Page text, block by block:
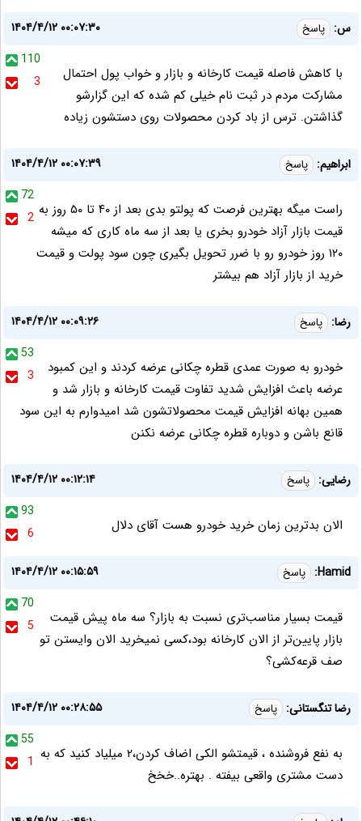
س: پاسخ
۱۴۰۴/۴/۱۲ ۰۰:۰۷:۳۰
110
3
با کاهش فاصله قیمت کارخانه و بازار و خواب پول احتمال
مشارکت مردم در ثبت نام خیلی کم شده که این گزارشو
گذاشتن. ترس از باد کردن محصولات روی دستشون زیاده
ابراهیم: پاسخ
۱۴۰۴/۴/۱۲ ۰۰:۰۷:۳۹
72
2 راست میگه بهترین فرصت که پولتو بدی بعد از ۴۰ تا ۵۰ روز به
قیمت بازار آزاد خودرو بخری یا بعد از سه ماه کاری که میشه
۱۲۰ روز خودرو رو با ضرر تحویل بگیری چون سود پولت و قیمت
خرید از بازار آزاد هم بیشتر
رضا: پاسخ
۱۴۰۴/۴/۱۲ ۰۰:۰۹:۲۶
53
3
خودرو به صورت عمدی قطره چکانی عرضه کردند و این کمبود
عرضه باعث افزایش شدید تفاوت قیمت کارخانه و بازار شد و
همین بهانه افزایش قیمت محصولاتشون شد امیدوارم به این سود
قانع باشن و دوباره قطره چکانی عرضه نکنن
رضایی: پاسخ
۱۴۰۴/۴/۱۲ ۰۰:۱۲:۱۴
93
6
الان بدترین زمان خرید خودرو هست آقای دلال
Hamid: پاسخ
۱۴۰۴/۴/۱۲ ۰۰:۱۵:۵۹
70
5
قیمت بسیار مناسب‌تری نسبت به بازار؟ سه ماه پیش قیمت
بازار پایین‌تر از الان کارخانه‌ بود،کسی نمیخرید الان وایستن تو
صف قرعه‌کشی؟
رضا تنگستانی: پاسخ
۱۴۰۴/۴/۱۲ ۰۰:۲۸:۵۵
55
1 به نفع فروشنده ، قیمتشو الکی اضاف کردن،۲ میلیاد کنید که به
دست مشتری واقعی بیفته . بهتره..خخخ